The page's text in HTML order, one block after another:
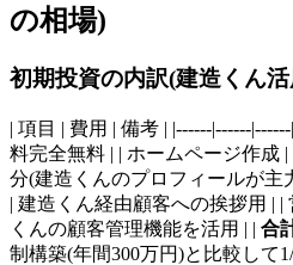
の相場)
初期投資の内訳(建造くん
| 項目 | 費用 | 備考 | |------|------
料完全無料 | | ホームページ作成
分(建造くんのプロフィールが主
| 建造くん経由顧客への挨拶用 | |
くんの顧客管理機能を活用 | | 合
制構築(年間300万円)と比較して